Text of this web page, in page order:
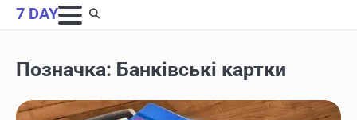
Skip
to
7 DAY
Позначка: Банківські картки